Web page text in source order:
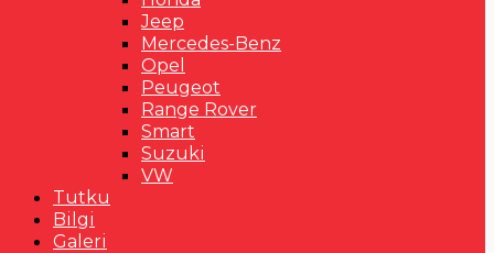
Jeep
Mercedes-Benz
Opel
Peugeot
Range Rover
Smart
Suzuki
VW
Tutku
Bilgi
Galeri